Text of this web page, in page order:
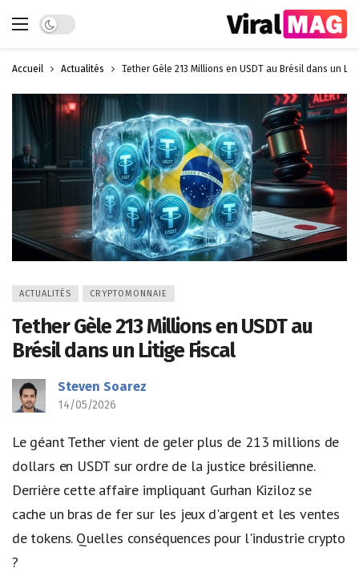
Dark mode
Accueil Actualités Tether Gèle 213 Millions en USDT au Brésil dans un
ACTUALITÉS CRYPTOMONNAIE
Tether Gèle 213 Millions en USDT au
Brésil dans un Litige Fiscal
Steven Soarez
14/05/2026
Le géant Tether vient de geler plus de 213 millions de
dollars en USDT sur ordre de la justice brésilienne.
Derrière cette affaire impliquant Gurhan Kiziloz se
cache un bras de fer sur les jeux d'argent et les ventes
de tokens. Quelles conséquences pour l'industrie crypto
?